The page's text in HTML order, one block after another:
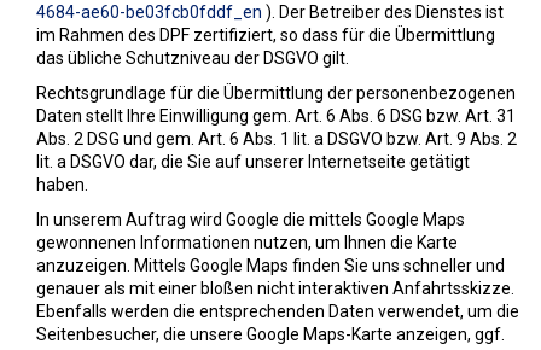
4684-ae60-be03fcb0fddf_en ). Der Betreiber des Dienstes ist
im Rahmen des DPF zertifiziert, so dass für die Übermittlung
das übliche Schutzniveau der DSGVO gilt.
Rechtsgrundlage für die Übermittlung der personenbezogenen
Daten stellt Ihre Einwilligung gem. Art. 6 Abs. 6 DSG bzw. Art. 31
Abs. 2 DSG und gem. Art. 6 Abs. 1 lit. a DSGVO bzw. Art. 9 Abs. 2
lit. a DSGVO dar, die Sie auf unserer Internetseite getätigt
haben.
In unserem Auftrag wird Google die mittels Google Maps
gewonnenen Informationen nutzen, um Ihnen die Karte
anzuzeigen. Mittels Google Maps finden Sie uns schneller und
genauer als mit einer bloßen nicht interaktiven Anfahrtsskizze.
Ebenfalls werden die entsprechenden Daten verwendet, um die
Seitenbesucher, die unsere Google Maps-Karte anzeigen, ggf.